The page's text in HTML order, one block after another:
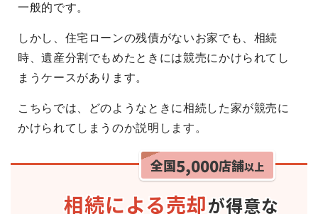
一般的です。
しかし、住宅ローンの残債がないお家でも、相続
時、遺産分割でもめたときには競売にかけられてし
まうケースがあります。
こちらでは、どのようなときに相続した家が競売に
かけられてしまうのか説明します。